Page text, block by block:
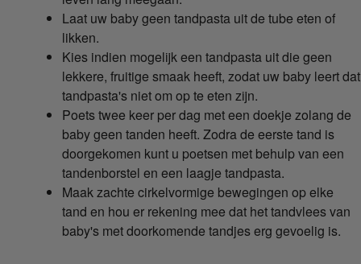
Laat uw baby geen tandpasta uit de tube eten of
likken.
Kies indien mogelijk een tandpasta uit die geen
lekkere, fruitige smaak heeft, zodat uw baby leert dat
tandpasta's niet om op te eten zijn.
Poets twee keer per dag met een doekje zolang de
baby geen tanden heeft. Zodra de eerste tand is
doorgekomen kunt u poetsen met behulp van een
tandenborstel en een laagje tandpasta.
Maak zachte cirkelvormige bewegingen op elke
tand en hou er rekening mee dat het tandvlees van
baby's met doorkomende tandjes erg gevoelig is.